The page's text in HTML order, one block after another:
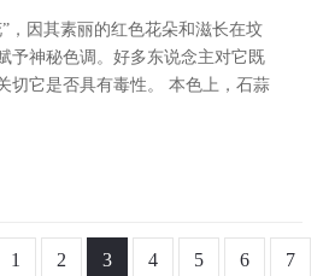
，因其素丽的红色花朵和滋长在坟
予神秘色调。好多东说念主对它既
切它是否具有毒性。 本色上，石蒜
1 2 3 4 5 6 7